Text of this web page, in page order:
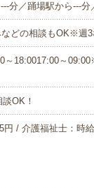
分／踊場駅から---分
どの相談もOK※週3
～18:0017:00～
OK！
円 / 介護福祉士：時